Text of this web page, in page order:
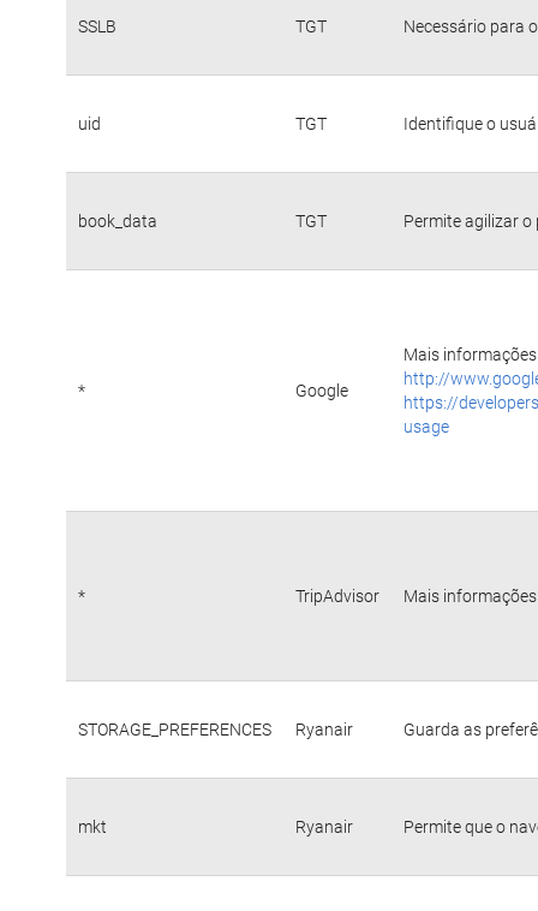
SSLB TGT Necessário para
uid TGT Identifique o
book_data TGT Permite agilizar o
* Google
Mais
http://
https://
usage
* TripAdvisor Mais
STORAGE_PREFERENCES Ryanair Guarda as
mkt Ryanair Permite que o